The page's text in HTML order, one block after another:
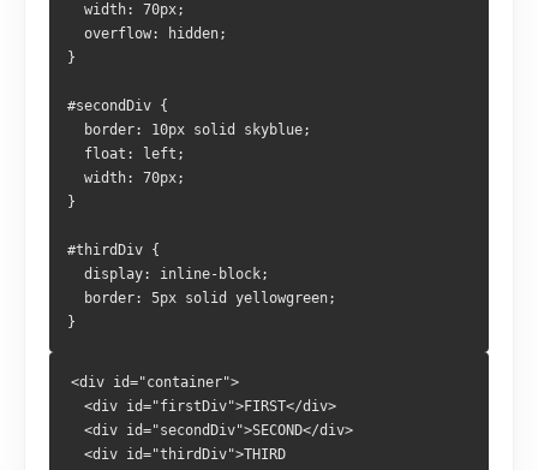
  width: 70px;
  overflow: hidden;
}
#secondDiv {
  border: 10px solid skyblue;
  float: left;
  width: 70px;
}
#thirdDiv {
  display: inline-block;
  border: 5px solid yellowgreen;
}
<div id="container">
  <div id="firstDiv">FIRST</div>
  <div id="secondDiv">SECOND</div>
  <div id="thirdDiv">THIRD